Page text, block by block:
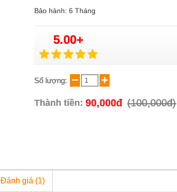
Bảo hành: 6 Tháng
5.00+
Số lượng:
Thành tiền:90,000đ (100,000đ)
Đánh giá (1)